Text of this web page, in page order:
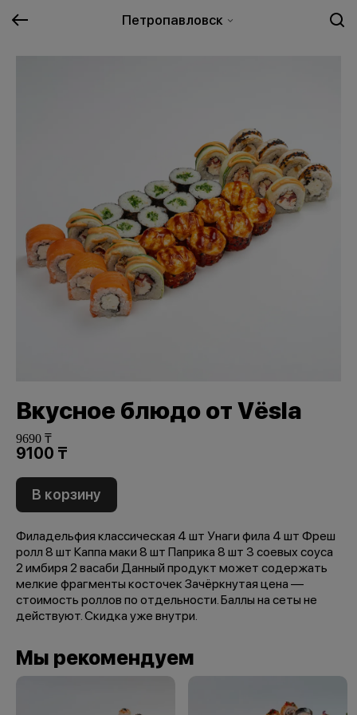
Петропавловск
Вкусное блюдо от Vёsla
9690 ₸
9100 ₸
В корзину
Филадельфия классическая 4 шт Унаги фила 4 шт Фреш
ролл 8 шт Каппа маки 8 шт Паприка 8 шт 3 соевых соуса
2 имбиря 2 васаби Данный продукт может содержать
мелкие фрагменты косточек Зачёркнутая цена —
стоимость роллов по отдельности. Баллы на сеты не
действуют. Скидка уже внутри.
Мы рекомендуем